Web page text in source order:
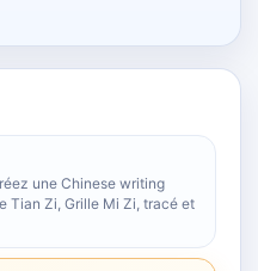
une Chinese writing
Tian Zi, Grille Mi Zi, tracé et